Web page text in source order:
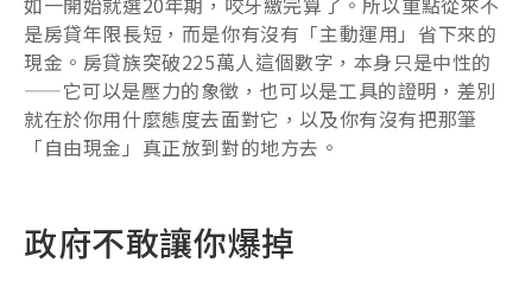
是房貸年限長短，而是你有沒有「主動運用」省下來的
現金。房貸族突破225萬人這個數字，本身只是中性的
——它可以是壓力的象徵，也可以是工具的證明，差別
就在於你用什麼態度去面對它，以及你有沒有把那筆
「自由現金」真正放到對的地方去。
政府不敢讓你爆掉